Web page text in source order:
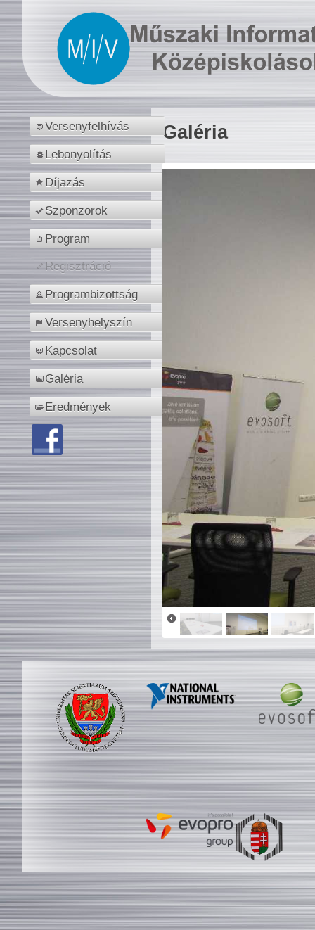
Versenyfelhívás
Lebonyolítás
Díjazás
Szponzorok
Program
Regisztráció
Programbizottság
Versenyhelyszín
Kapcsolat
Galéria
Eredmények
Galéria